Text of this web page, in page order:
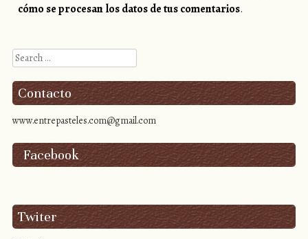
cómo se procesan los datos de tus comentarios.
Search
Contacto
www.entrepasteles.com@gmail.com
Facebook
Twiter